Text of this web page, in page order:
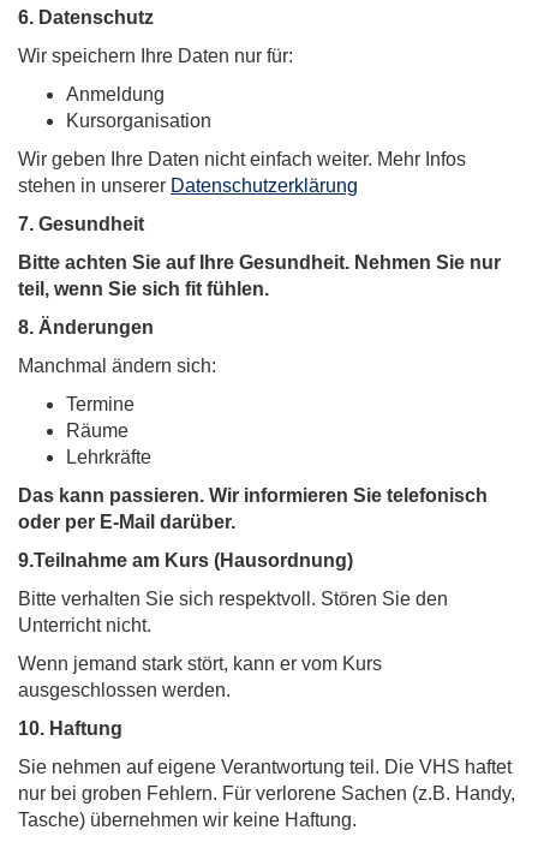
6. Datenschutz
Wir speichern Ihre Daten nur für:
Anmeldung
Kursorganisation
Wir geben Ihre Daten nicht einfach weiter. Mehr Infos
stehen in unserer Datenschutzerklärung
7. Gesundheit
Bitte achten Sie auf Ihre Gesundheit. Nehmen Sie nur
teil, wenn Sie sich fit fühlen.
8. Änderungen
Manchmal ändern sich:
Termine
Räume
Lehrkräfte
Das kann passieren. Wir informieren Sie telefonisch
oder per E-Mail darüber.
9.Teilnahme am Kurs (Hausordnung)
Bitte verhalten Sie sich respektvoll. Stören Sie den
Unterricht nicht.
Wenn jemand stark stört, kann er vom Kurs
ausgeschlossen werden.
10. Haftung
Sie nehmen auf eigene Verantwortung teil. Die VHS haftet
nur bei groben Fehlern. Für verlorene Sachen (z.B. Handy,
Tasche) übernehmen wir keine Haftung.